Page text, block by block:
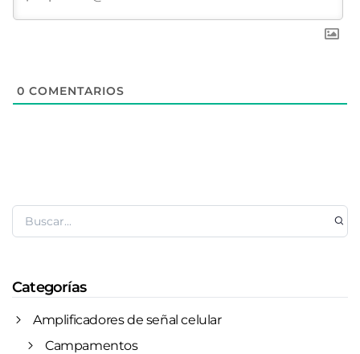
0 COMENTARIOS
Categorías
Amplificadores de señal celular
Campamentos